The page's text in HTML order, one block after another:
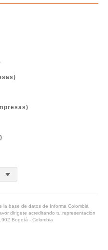
la base de datos de Informa Colombia
dirígete acreditando tu representación
Bogotá - Colombia